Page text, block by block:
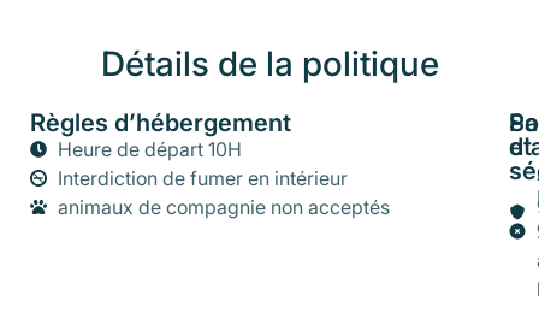
Détails de la politique
Règles d’hébergement
Heure de départ 10H
Interdiction de fumer en intérieur
animaux de compagnie non acceptés
et